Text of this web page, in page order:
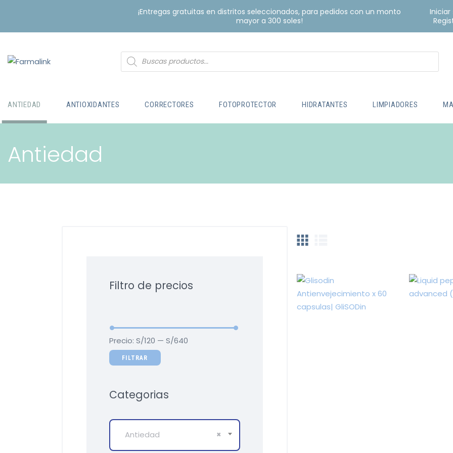
¡Entregas gratuitas en distritos seleccionados, para pedidos con un monto
mayor a 300 soles!
Iniciar
ANTIEDAD ANTIOXIDANTES CORRECTORES FOTOPROTECTOR HIDRATANTES LIMPIADORES
Antiedad
Filtro de precios
FILTRAR
Precio: S/120 — S/640
Categorias
×
Antiedad